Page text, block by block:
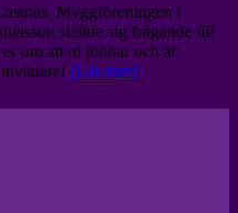
Myggföreningen i
ställde sig frågande till
om att ni jobbar och är
[Läs mer]